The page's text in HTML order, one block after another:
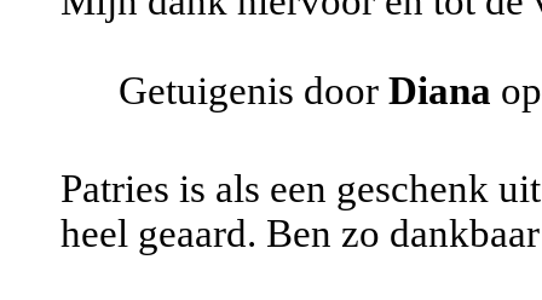
Getuigenis door Diana
Patries is als een geschenk
heel geaard. Ben zo